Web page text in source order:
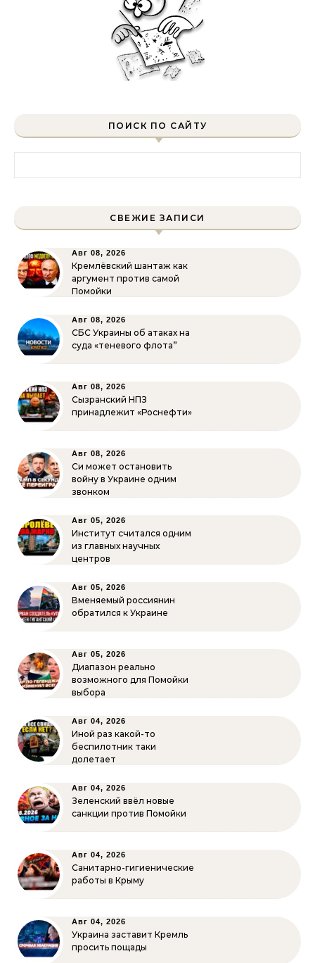
ПОИСК ПО САЙТУ
СВЕЖИЕ ЗАПИСИ
Авг 08, 2026
Кремлёвский шантаж как
аргумент против самой
Помойки
Авг 08, 2026
СБС Украины об атаках на
суда «теневого флота”
Авг 08, 2026
Сызранский НПЗ
принадлежит «Роснефти»
Авг 08, 2026
Си может остановить
войну в Украине одним
звонком
Авг 05, 2026
Институт считался одним
из главных научных
центров
Авг 05, 2026
Вменяемый россиянин
обратился к Украине
Авг 05, 2026
Диапазон реально
возможного для Помойки
выбора
Авг 04, 2026
Иной раз какой-то
беспилотник таки
долетает
Авг 04, 2026
Зеленский ввёл новые
санкции против Помойки
Авг 04, 2026
Санитарно-гигиенические
работы в Крыму
Авг 04, 2026
Украина заставит Кремль
просить пощады